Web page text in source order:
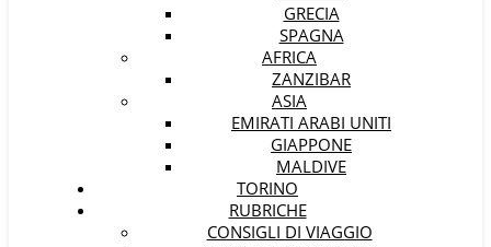
GRECIA
SPAGNA
AFRICA
ZANZIBAR
ASIA
EMIRATI ARABI UNITI
GIAPPONE
MALDIVE
TORINO
RUBRICHE
CONSIGLI DI VIAGGIO